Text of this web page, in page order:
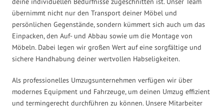
übernimmt nicht nur den Transport deiner Möbel und
persönlichen Gegenstände, sondern kümmert sich auch um das
Einpacken, den Auf- und Abbau sowie um die Montage von
Möbeln. Dabei legen wir großen Wert auf eine sorgfältige und
sichere Handhabung deiner wertvollen Habseligkeiten.
Als professionelles Umzugsunternehmen verfügen wir über
modernes Equipment und Fahrzeuge, um deinen Umzug effizient
und termingerecht durchführen zu können. Unsere Mitarbeiter